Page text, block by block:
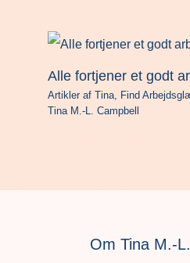
Alle fortjener et godt
Artikler af Tina, Find
Tina M.-L. Campbell
Om Tina M.-